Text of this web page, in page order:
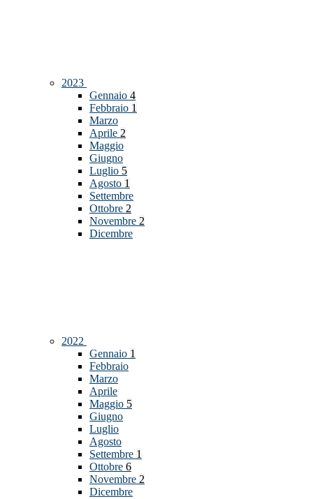
2023
Gennaio 4
Febbraio 1
Marzo
Aprile 2
Maggio
Giugno
Luglio 5
Agosto 1
Settembre
Ottobre 2
Novembre 2
Dicembre
2022
Gennaio 1
Febbraio
Marzo
Aprile
Maggio 5
Giugno
Luglio
Agosto
Settembre 1
Ottobre 6
Novembre 2
Dicembre